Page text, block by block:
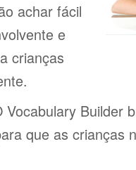
achar fácil
e
crianças
Builder
que as crianças